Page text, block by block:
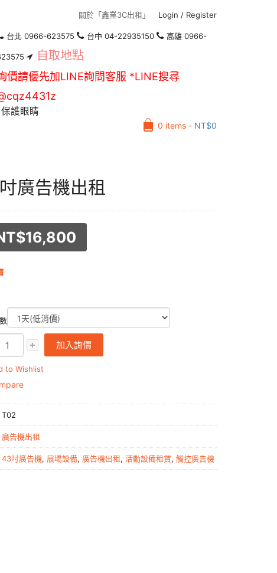
Login / Register
關於「鑫業3C出租」
台北 0966-623575 台中 04-22935150 高雄 0966-
自取地點
價請優先加LINE詢問客服 *LINE搜尋
保護眼睛
0 items - NT$0
廣告機出租
16,800
加入詢價
to Wishlist
T02
廣告機出租
43吋廣告機, 展場設備, 廣告機出租,活動設備租賃,觸控廣告機